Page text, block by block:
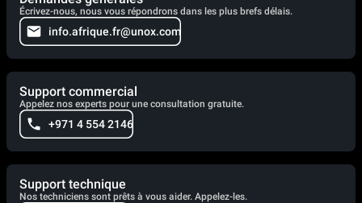
Écrivez-nous, nous vous répondrons dans les plus brefs délais.
info.afrique.fr@unox.com
Support commercial
Appelez nos experts pour une consultation gratuite.
+971 4 554 2146
Support technique
Nos techniciens sont prêts à vous aider. Appelez-les.